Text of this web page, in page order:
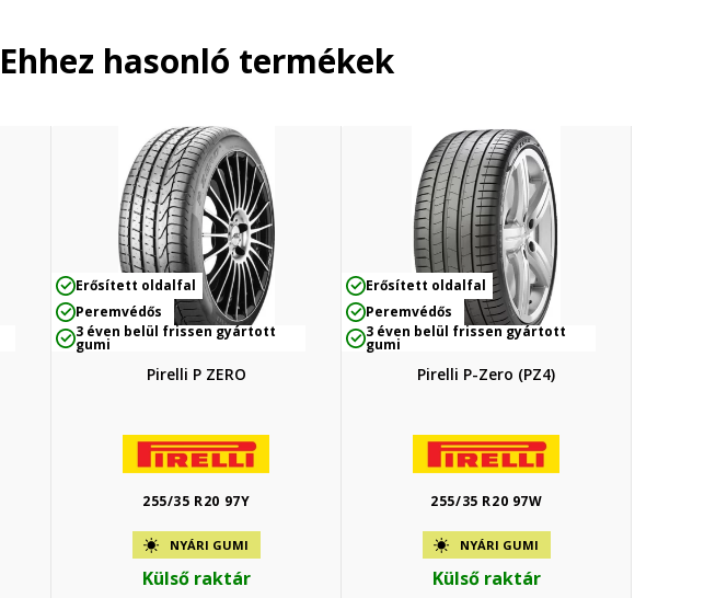
Ehhez hasonló termékek
Erősített oldalfal
Peremvédős
3 éven belül frissen gyártott
gumi
Pirelli P ZERO
255/35 R20 97Y
NYÁRI GUMI
Külső raktár
Erősített oldalfal
Peremvédős
3 éven belül frissen gyártott
gumi
Pirelli P-Zero (PZ4)
255/35 R20 97W
NYÁRI GUMI
Külső raktár